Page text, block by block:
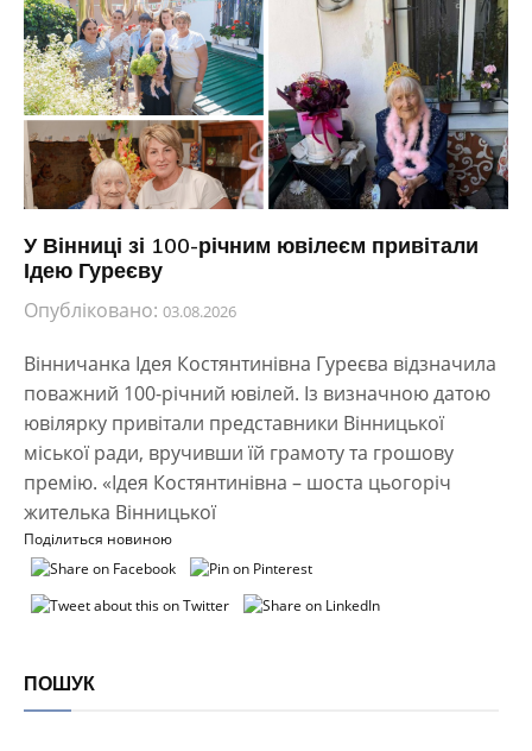
У Вінниці зі 100-річним ювілеєм привітали
Ідею Гуреєву
Опубліковано: 03.08.2026
Вінничанка Ідея Костянтинівна Гуреєва відзначила
поважний 100-річний ювілей. Із визначною датою
ювілярку привітали представники Вінницької
міської ради, вручивши їй грамоту та грошову
премію. «Ідея Костянтинівна – шоста цьогоріч
жителька Вінницької
Поділиться новиною
ПОШУК